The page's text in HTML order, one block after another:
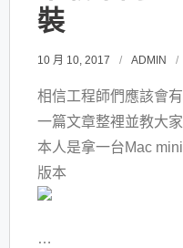
裝
10 月 10, 2017 ADMIN
相信工程師們應該會
一篇文章整裡並教大
本人是拿一台Mac
版本
…